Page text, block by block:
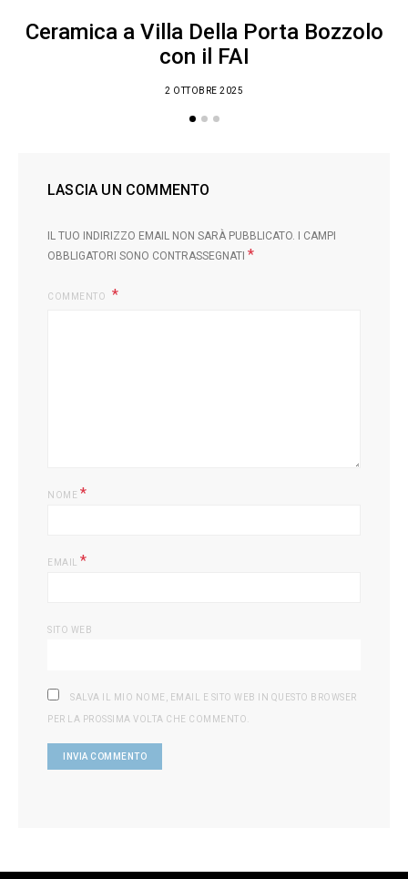
Ceramica a Villa Della Porta Bozzolo
con il FAI
2 OTTOBRE 2025
LASCIA UN COMMENTO
IL TUO INDIRIZZO EMAIL NON SARÀ PUBBLICATO.
I CAMPI
OBBLIGATORI SONO CONTRASSEGNATI *
COMMENTO
NOME *
EMAIL *
SITO WEB
SALVA IL MIO NOME, EMAIL E SITO WEB IN QUESTO BROWSER
PER LA PROSSIMA VOLTA CHE COMMENTO.